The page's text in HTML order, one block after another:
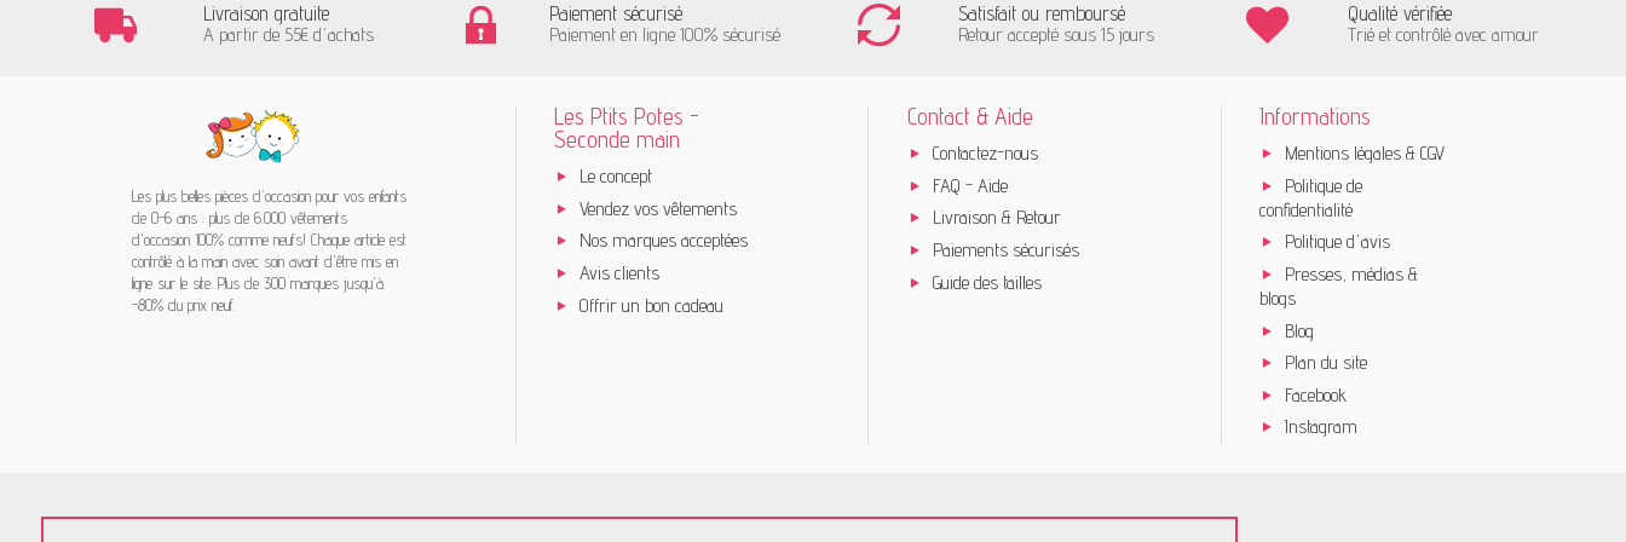
Livraison gratuite
A partir de 55€ d'achats
Paiement sécurisé
Paiement en ligne 100% sécurisé
Satisfait ou remboursé
Retour accepté sous 15 jours
Qualité vérifiée
Trié et contrôlé avec amour
Les plus belles pièces d'occasion pour vos enfants
de 0-6 ans : plus de 6.000 vêtements
d'occasion 100% comme neufs! Chaque article est
contrôlé à la main avec soin avant d'être mis en
ligne sur le site. Plus de 300 marques jusqu'à
-80% du prix neuf.
Les Ptits Potes -
Seconde main
Le concept
Vendez vos vêtements
Nos marques acceptées
Avis clients
Offrir un bon cadeau
Contact & Aide
Contactez-nous
FAQ - Aide
Livraison & Retour
Paiements sécurisés
Guide des tailles
Informations
Mentions légales & CGV
Politique de
confidentialité
Politique d'avis
Presses, médias &
blogs
Blog
Plan du site
Facebook
Instagram